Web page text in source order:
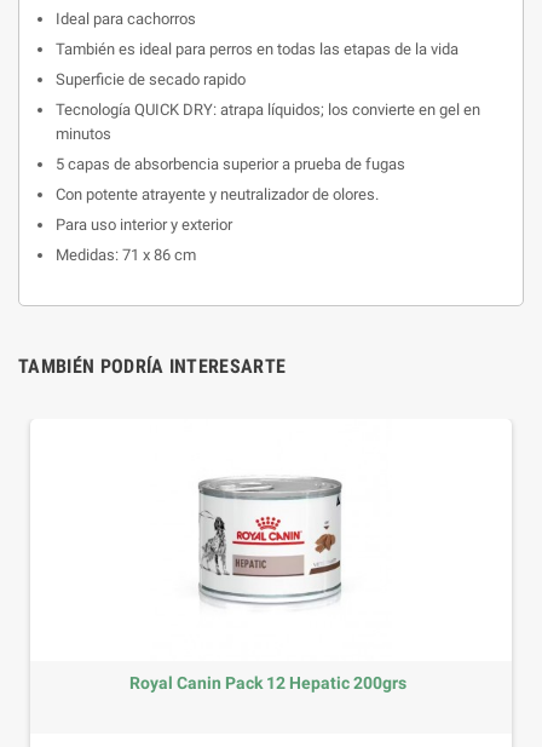
Ideal para cachorros
También es ideal para perros en todas las etapas de la vida
Superficie de secado rapido
Tecnología QUICK DRY: atrapa líquidos; los convierte en gel en
minutos
5 capas de absorbencia superior a prueba de fugas
Con potente atrayente y neutralizador de olores.
Para uso interior y exterior
Medidas: 71 x 86 cm
TAMBIÉN PODRÍA INTERESARTE
Royal Canin Pack 12 Hepatic 200grs